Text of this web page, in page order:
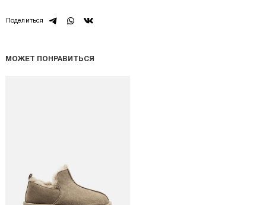
Поделиться telegramwhatsapp
vk
МОЖЕТ ПОНРАВИТЬСЯ